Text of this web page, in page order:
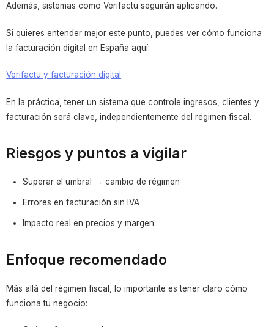
Además, sistemas como Verifactu seguirán aplicando.
Si quieres entender mejor este punto, puedes ver cómo funciona
la facturación digital en España aquí:
Verifactu y facturación digital
En la práctica, tener un sistema que controle ingresos, clientes y
facturación será clave, independientemente del régimen fiscal.
Riesgos y puntos a vigilar
Superar el umbral → cambio de régimen
Errores en facturación sin IVA
Impacto real en precios y margen
Enfoque recomendado
Más allá del régimen fiscal, lo importante es tener claro cómo
funciona tu negocio: